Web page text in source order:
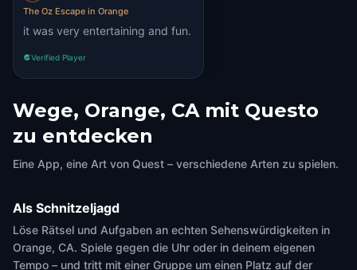
The Oz Escape in Orange
it was very entertaining and fun.
Verified Player
Wege, Orange, CA mit Questo
zu entdecken
Eine App, eine Art von Quest – verschiedene Arten zu spielen.
Als Schnitzeljagd
Löse Rätsel und Aufgaben an echten Sehenswürdigkeiten in
Orange, CA. Spiele gegen die Uhr oder in deinem eigenen
Tempo – und tritt mit einer Gruppe um einen Platz auf der